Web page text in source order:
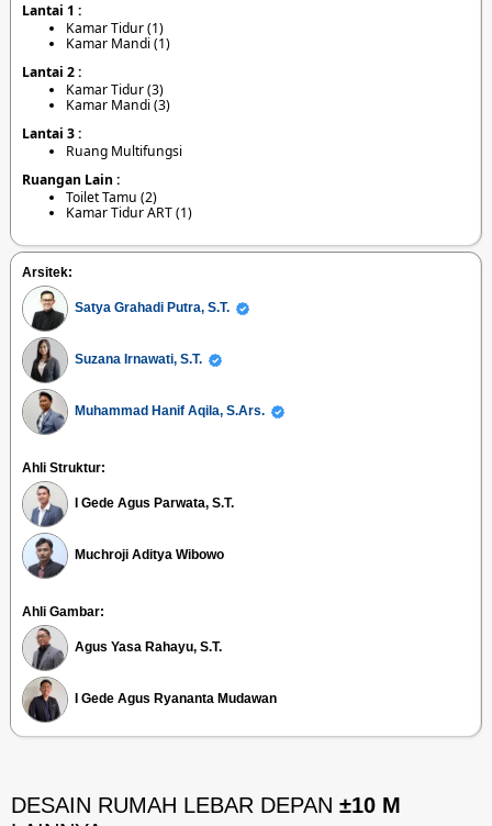
Lantai 1 :
Kamar Tidur (1)
Kamar Mandi (1)
Lantai 2 :
Kamar Tidur (3)
Kamar Mandi (3)
Lantai 3 :
Ruang Multifungsi
Ruangan Lain :
Toilet Tamu (2)
Kamar Tidur ART (1)
Arsitek:
Satya Grahadi Putra, S.T.
Suzana Irnawati, S.T.
Muhammad Hanif Aqila, S.Ars.
Ahli Struktur:
I Gede Agus Parwata, S.T.
Muchroji Aditya Wibowo
Ahli Gambar:
Agus Yasa Rahayu, S.T.
I Gede Agus Ryananta Mudawan
DESAIN RUMAH LEBAR DEPAN ±10 M